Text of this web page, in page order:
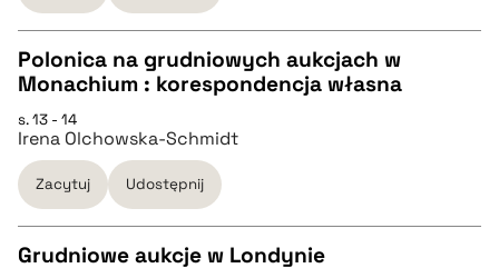
BIBTEX
pobierz cytat
BIBTEX
Polonica na grudniowych aukcjach w
Monachium : korespondencja własna
s. 13 - 14
Irena Olchowska-Schmidt
Zacytuj Udostępnij
Grudniowe aukcje w Londynie